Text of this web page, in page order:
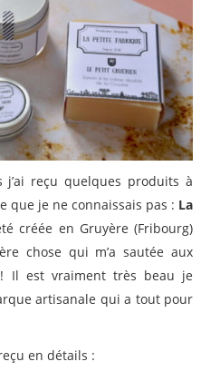
reçu quelques produits à
que je ne connaissais pas : La
créée en Gruyère (Fribourg)
chose qui m’a sautée aux
! Il est vraiment très beau je
artisanale qui a tout pour
en détails :